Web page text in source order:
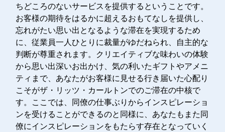
ちどころのないサービスを提供するということです。
お客様の期待をはるかに超えるおもてなしを提供し、
忘れがたい思い出となるような滞在を実現するため
に、従業員一人ひとりに裁量がゆだねられ、自主的な
判断が尊重されます。クリエイティブな味わいの体験
から思い出深いお出かけ、気の利いたギフトやアメニ
ティまで、あなたがお客様に見せる行き届いた心配り
こそがザ・リッツ・カールトンでのご滞在の中核で
す。ここでは、同僚の仕事ぶりからインスピレーショ
ンを受けることができるのと同様に、あなたもまた同
僚にインスピレーションをもたらす存在となっていく